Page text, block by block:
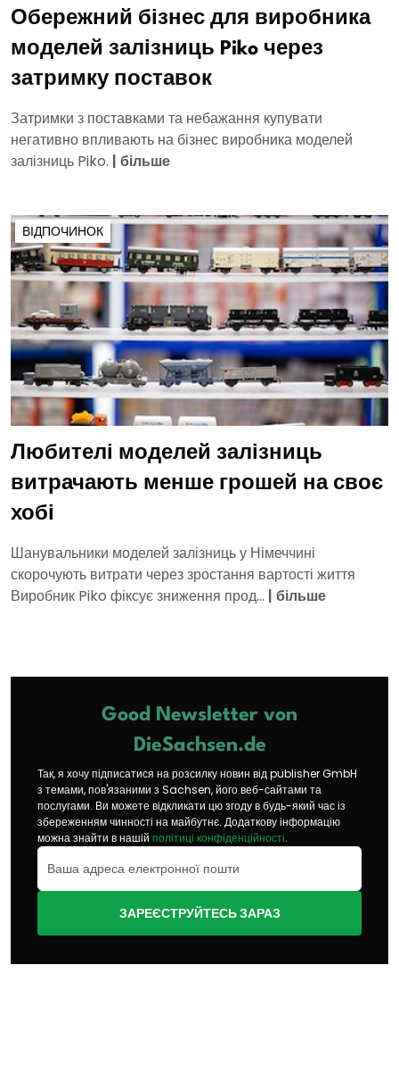
Обережний бізнес для виробника
моделей залізниць Piko через
затримку поставок
Затримки з поставками та небажання купувати
негативно впливають на бізнес виробника моделей
залізниць Piko. | більше
ВІДПОЧИНОК
Любителі моделей залізниць
витрачають менше грошей на своє
хобі
Шанувальники моделей залізниць у Німеччині
скорочують витрати через зростання вартості життя
Виробник Piko фіксує зниження прод... | більше
Good Newsletter von
DieSachsen.de
Так, я хочу підписатися на розсилку новин від publisher GmbH
з темами, пов'язаними з Sachsen, його веб-сайтами та
послугами. Ви можете відкликати цю згоду в будь-який час із
збереженням чинності на майбутнє. Додаткову інформацію
можна знайти в нашій політиці конфіденційності.
ЗАРЕЄСТРУЙТЕСЬ ЗАРАЗ